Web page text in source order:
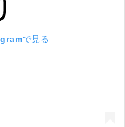
で見る